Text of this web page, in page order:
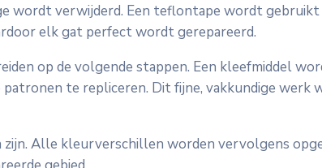
verwijderd. Een teflontape wordt gebruikt
elk gat perfect wordt gerepareerd.
op de volgende stappen. Een kleefmiddel
te repliceren. Dit fijne, vakkundige werk
Alle kleurverschillen worden vervolgens